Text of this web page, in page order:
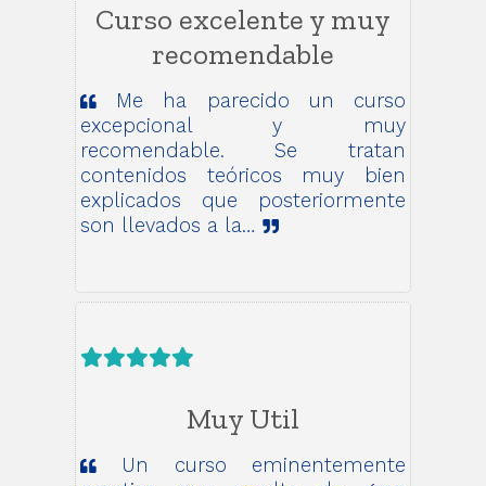
Curso excelente y muy
recomendable
Me ha parecido un curso
excepcional y muy
recomendable. Se tratan
contenidos teóricos muy bien
explicados que posteriormente
son llevados a la…
Muy Util
Un curso eminentemente